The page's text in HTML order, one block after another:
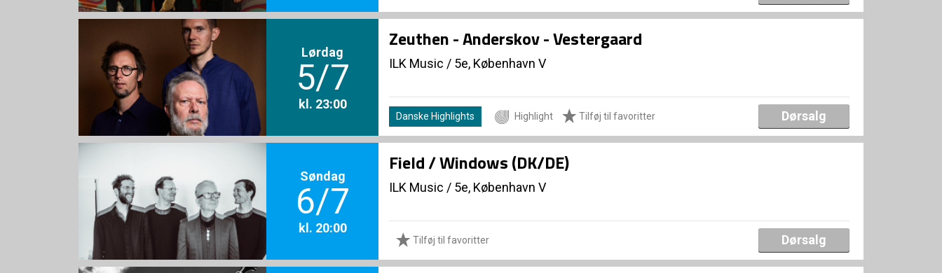
Lørdag
5/7
kl. 23:00
Zeuthen - Anderskov - Vestergaard
ILK Music / 5e, København V
Danske Highlights Highlight Tilføj til favoritter Dørsalg
Søndag
6/7
kl. 20:00
Field / Windows (DK/DE)
ILK Music / 5e, København V
Tilføj til favoritter Dørsalg